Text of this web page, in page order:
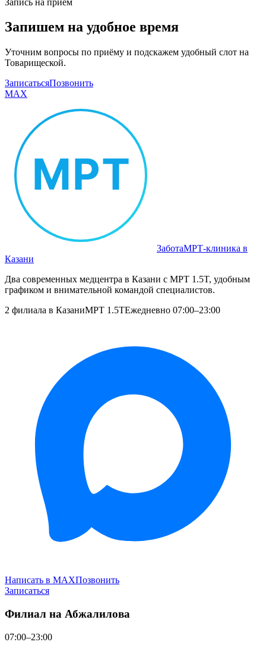
Запишем на удобное время
Уточним вопросы по приёму и подскажем удобный слот на
Товарищеской.
ЗаписатьсяПозвонить
MAX
ЗаботаМРТ‑клиника в
Казани
Два современных медцентра в Казани с МРТ 1.5T, удобным
графиком и внимательной командой специалистов.
2 филиала в КазаниМРТ 1.5TЕжедневно 07:00–23:00
Написать в MAXПозвонить
Записаться
Филиал на Абжалилова
07:00–23:00